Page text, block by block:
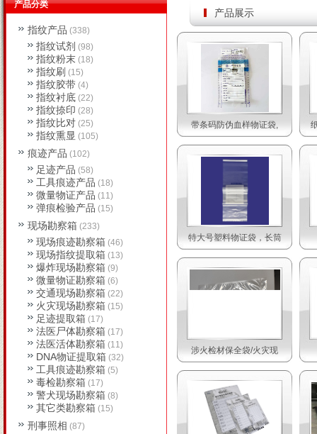
产品展示
带条码防伪血样物证袋,
特大号塑料物证袋，长筒
涉火检材保全袋/火灾现
产品分类
指纹产品 (338)
指纹试剂 (98)
指纹粉末 (18)
指纹刷 (15)
指纹胶带 (4)
指纹衬底 (22)
指纹捺印 (28)
指纹比对 (25)
指纹熏显 (105)
痕迹产品 (102)
足迹产品 (58)
工具痕迹产品 (18)
微量物证产品 (11)
弹痕检验产品 (15)
现场勘察箱 (233)
现场痕迹勘察箱 (46)
现场指纹提取箱 (13)
爆炸现场勘察箱 (9)
微量物证勘察箱 (6)
交通现场勘察箱 (22)
火灾现场勘察箱 (15)
足迹提取箱 (17)
法医尸体勘察箱 (17)
法医活体勘察箱 (11)
DNA物证提取箱 (32)
工具痕迹勘察箱 (5)
毒检勘察箱 (17)
警犬现场勘察箱 (8)
其它类勘察箱 (15)
刑事照相 (87)